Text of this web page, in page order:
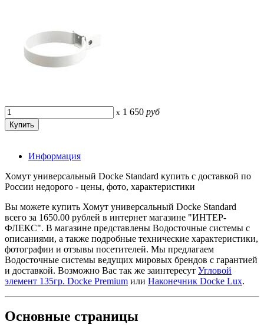
x 1 650 руб
Информация
Хомут универсальный Docke Standard купить с доставкой по
России недорого - цены, фото, характеристики
Вы можете купить Хомут универсальный Docke Standard
всего за 1650.00 рублей в интернет магазине "ИНТЕР-
ФЛЕКС". В магазине представлены Водосточные системы с
описаниями, а также подробные технические характеристики,
фотографии и отзывы посетителей. Мы предлагаем
Водосточные системы ведущих мировых брендов с гарантией
и доставкой. Возможно Вас так же заинтересут Угловой
элемент 135гр. Docke Premium или Наконечник Docke Lux.
Основные страницы